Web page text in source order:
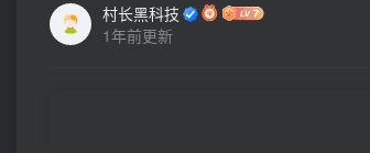
村长黑科技
1年前更新